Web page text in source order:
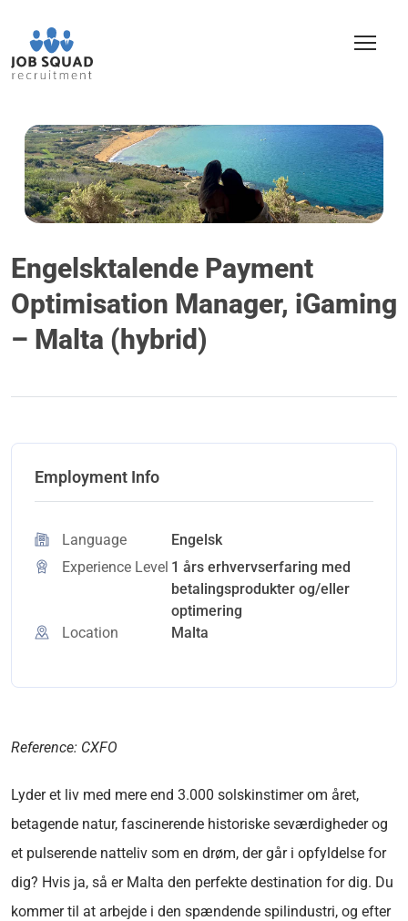
Engelsktalende Payment
Optimisation Manager, iGaming
– Malta (hybrid)
Employment Info
Language
Engelsk
Experience Level 1 års erhvervserfaring med
betalingsprodukter og/eller
optimering
Location
Malta
Reference: CXFO
Lyder et liv med mere end 3.000 solskinstimer om året,
betagende natur, fascinerende historiske seværdigheder og
et pulserende natteliv som en drøm, der går i opfyldelse for
dig? Hvis ja, så er Malta den perfekte destination for dig. Du
kommer til at arbejde i den spændende spilindustri, og efter